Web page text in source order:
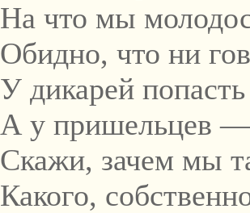
На что мы
Обидно, что ни
У дикарей
А у пришельцев —
Скажи, зачем мы
Какого,